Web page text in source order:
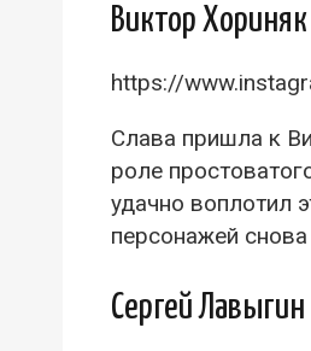
Виктор Хориняк
https://
Слава пришла к
роле
удачно воплотил
персонажей
Сергей Лавыгин